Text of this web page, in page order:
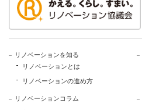
リノベーションを知る
リノベーションとは
リノベーションの進め方
リノベーションコラム